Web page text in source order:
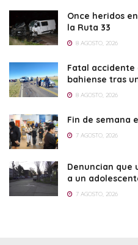
Once heridos
la Ruta 33
8 AGOSTO, 2026
Fatal accidente
bahiense tras
8 AGOSTO, 2026
Fin de semana
7 AGOSTO, 2026
Denuncian que
a un
7 AGOSTO, 2026